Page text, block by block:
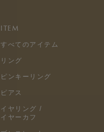
ITEM
すべてのアイテム
リング
ピンキーリング
ピアス
イヤリング /
イヤーカフ